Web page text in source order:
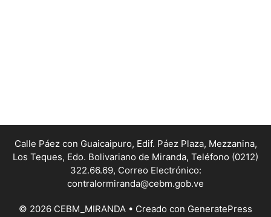
Calle Páez con Guaicaipuro, Edif. Páez Plaza, Mezzanina,
Los Teques, Edo. Bolivariano de Miranda, Teléfono (0212)
322.66.69, Correo Electrónico:
contralormiranda@cebm.gob.ve
© 2026 CEBM_MIRANDA • Creado con GeneratePress